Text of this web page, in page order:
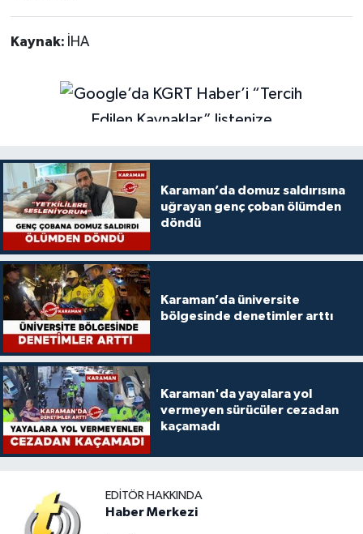
Kaynak: İHA
Karaman’da domuz saldırısına
uğrayan genç çoban ölümden
döndü
Karaman’da üniversite
bölgesinde denetimler arttı
Karaman'da yayalara yol
vermeyen sürücüler cezadan
kaçamadı
EDITÖR HAKKINDA
Haber Merkezi